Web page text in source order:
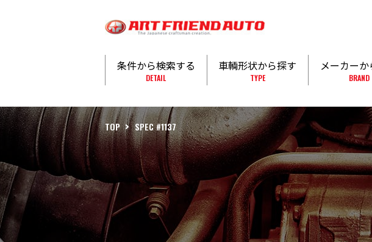
条件から検索する
DETAIL
車輌形状から探す
TYPE
メーカー
BRAND
TOP SPEC #1137